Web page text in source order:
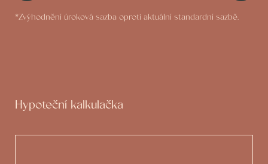
*Zvýhodnění úroková sazba oproti aktuální standardní sazbě.
Hypoteční kalkulačka